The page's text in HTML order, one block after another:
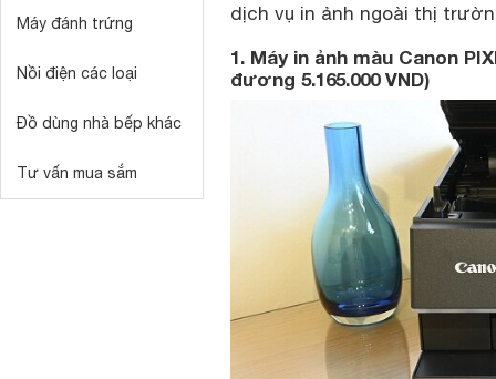
Máy đánh trứng
Nồi điện các loại
Đồ dùng nhà bếp khác
Tư vấn mua sắm
dịch vụ in ảnh ngoài thị
1. Máy in ảnh màu Canon
đương 5.165.000 VND)